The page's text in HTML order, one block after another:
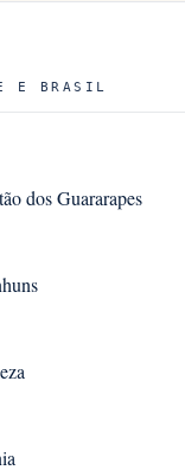
E BRASIL
dos Guararapes